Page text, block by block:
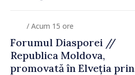
/ Acum 15 ore
Forumul Diasporei //
Republica Moldova,
promovată în Elveția prin